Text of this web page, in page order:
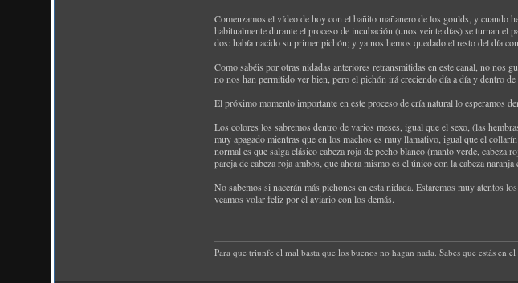
Comenzamos el vídeo de hoy con el bañito mañanero de los goulds, y cuando
habitualmente durante el proceso de incubación (unos veinte días) se turnan el
dos: había nacido su primer pichón; y ya nos hemos quedado el resto del día
Como sabéis por otras nidadas anteriores retransmitidas en este canal, no nos
no nos han permitido ver bien, pero el pichón irá creciendo día a día y dentro
El próximo momento importante en este proceso de cría natural lo esperamos
Los colores los sabremos dentro de varios meses, igual que el sexo, (las
muy apagado mientras que en los machos es muy llamativo, igual que el
normal es que salga clásico cabeza roja de pecho blanco (manto verde, cabeza
pareja de cabeza roja ambos, que ahora mismo es el único con la cabeza naranja
No sabemos si nacerán más pichones en esta nidada. Estaremos muy atentos
veamos volar feliz por el aviario con los demás.
Para que triunfe el mal basta que los buenos no hagan nada. Sabes que estás en